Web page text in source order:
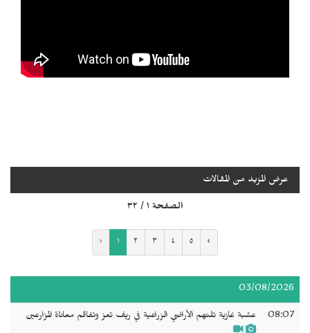
عرض المزيد من المقالات
الصفحة ١ / ٣٢
‹ ١ ٢ ٣ ٤ ٥ ›
03/08/2026
08:07 عشبة غازية تلتهم الأراضي الزراعية في ريف تعز وتفاقم معاناة المزارعين